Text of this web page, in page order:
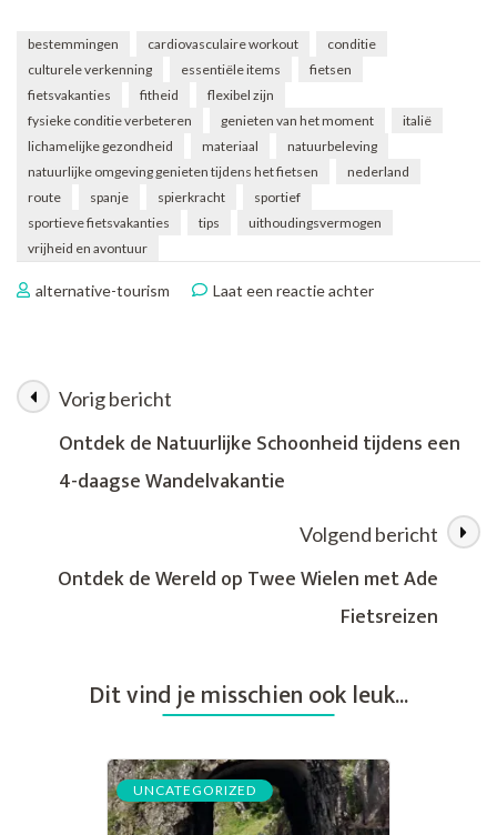
bestemmingen cardiovasculaire workout
conditie
culturele verkenning
essentiële items
fietsen
fietsvakanties
fitheid
flexibel zijn
fysieke conditie verbeteren
genieten van het moment
italië
lichamelijke gezondheid
materiaal
natuurbeleving
natuurlijke omgeving genieten tijdens het fietsen
nederland
route
spanje spierkracht
sportief
sportieve fietsvakanties
tips
uithoudingsvermogen
vrijheid en avontuur
alternative-tourism Laat een reactie achterop
Sportieve
Avontuurlijke
Fietsliefhebbers
Berichtnavigatie
Vorig bericht
Ontdek de Natuurlijke Schoonheid tijdens een
4-daagse Wandelvakantie
Volgend bericht
Ontdek de Wereld op Twee Wielen met Ade
Fietsreizen
Dit vind je misschien ook leuk...
UNCATEGORIZED